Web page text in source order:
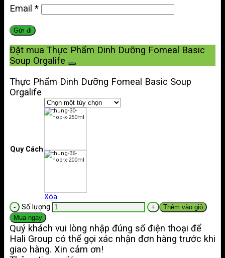
Email *
Đặt mua Thực Phẩm Dinh Dưỡng Fomeal Basic
Soup Orgalife
Thực Phẩm Dinh Dưỡng Fomeal Basic Soup
Orgalife
Quy Cách
Xóa
Số lượng
Thêm vào giỏ
Mua ngay
Quý khách vui lòng nhập đúng số điện thoại để
Hali Group có thể gọi xác nhận đơn hàng trước khi
giao hàng. Xin cảm ơn!